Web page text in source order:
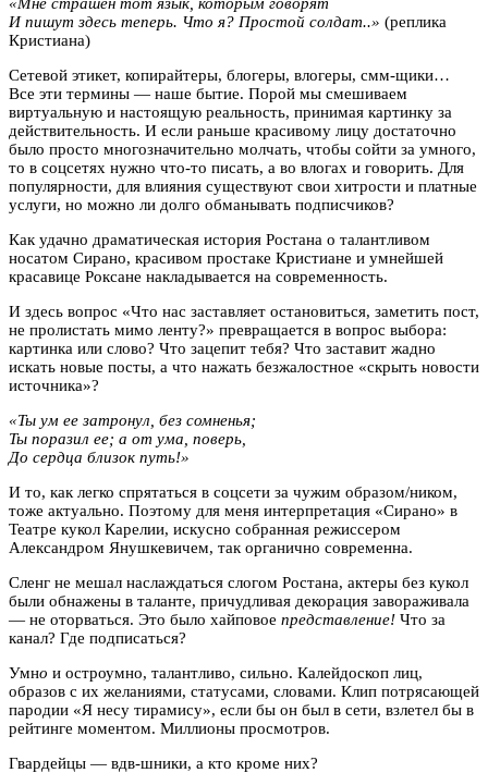
И пишут здесь теперь. Что я? Простой солдат..» (реплика
Кристиана)
Сетевой этикет, копирайтеры, блогеры, влогеры, смм-щики…
Все эти термины — наше бытие. Порой мы смешиваем
виртуальную и настоящую реальность, принимая картинку за
действительность. И если раньше красивому лицу достаточно
было просто многозначительно молчать, чтобы сойти за умного,
то в соцсетях нужно что-то писать, а во влогах и говорить. Для
популярности, для влияния существуют свои хитрости и платные
услуги, но можно ли долго обманывать подписчиков?
Как удачно драматическая история Ростана о талантливом
носатом Сирано, красивом простаке Кристиане и умнейшей
красавице Роксане накладывается на современность.
И здесь вопрос «Что нас заставляет остановиться, заметить пост,
не пролистать мимо ленту?» превращается в вопрос выбора:
картинка или слово? Что зацепит тебя? Что заставит жадно
искать новые посты, а что нажать безжалостное «скрыть новости
источника»?
«Ты ум ее затронул, без сомненья;
Ты поразил ее; а от ума, поверь,
До сердца близок путь!»
И то, как легко спрятаться в соцсети за чужим образом/ником,
тоже актуально. Поэтому для меня интерпретация «Сирано» в
Театре кукол Карелии, искусно собранная режиссером
Александром Янушкевичем, так органично современна.
Сленг не мешал наслаждаться слогом Ростана, актеры без кукол
были обнажены в таланте, причудливая декорация завораживала
— не оторваться. Это было хайповое представление! Что за
канал? Где подписаться?
Умно и остроумно, талантливо, сильно. Калейдоскоп лиц,
образов с их желаниями, статусами, словами. Клип потрясающей
пародии «Я несу тирамису», если бы он был в сети, взлетел бы в
рейтинге моментом. Миллионы просмотров.
Гвардейцы — вдв-шники, а кто кроме них?